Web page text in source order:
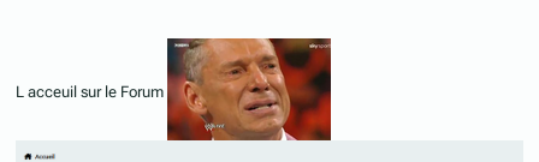
L acceuil sur le Forum